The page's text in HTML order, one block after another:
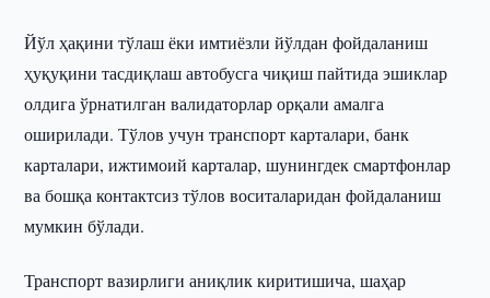
Йўл ҳақини тўлаш ёки имтиёзли йўлдан фойдаланиш
ҳуқуқини тасдиқлаш автобусга чиқиш пайтида эшиклар
олдига ўрнатилган валидаторлар орқали амалга
оширилади. Тўлов учун транспорт карталари, банк
карталари, ижтимоий карталар, шунингдек смартфонлар
ва бошқа контактсиз тўлов воситаларидан фойдаланиш
мумкин бўлади.
Транспорт вазирлиги аниқлик киритишича, шаҳар